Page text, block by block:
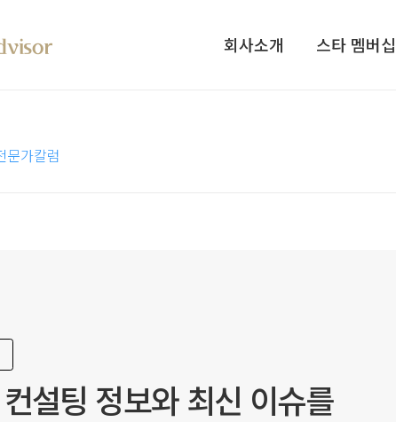
회사소개 스타 멤버십
문가칼럼
설팅 정보와 최신 이슈를